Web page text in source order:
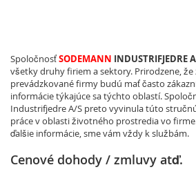
SpoločnosťSODEMANN INDUSTRIFJEDRE
všetky druhy firiem a sektory. Prirodzene,
prevádzkované firmy budú mať často
informácie týkajúce sa týchto oblastí.
Industrifjedre A/S preto vyvinula túto
práce v oblasti životného prostredia vo
ďalšie informácie, sme vám vždy k službám.
Cenové dohody / zmluvy atď.